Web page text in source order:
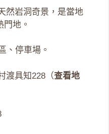
然岩洞奇景，是當地
地。
、停車場。
渡具知228（查看地